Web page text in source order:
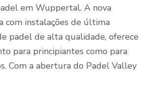
em Wuppertal. A nova
com instalações de última
padel de alta qualidade, oferece
para principiantes como para
Com a abertura do Padel Valley